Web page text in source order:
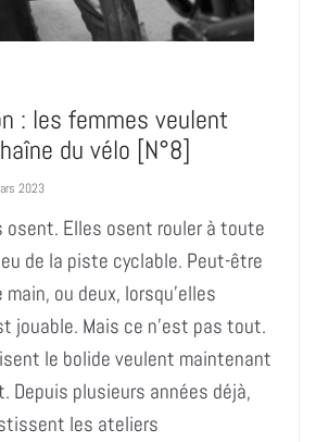
: les femmes veulent
du vélo [N°8]
2023
osent. Elles osent rouler à toute
de la piste cyclable. Peut-être
ou deux, lorsqu’elles
jouable. Mais ce n’est pas tout.
le bolide veulent maintenant
Depuis plusieurs années déjà,
les ateliers